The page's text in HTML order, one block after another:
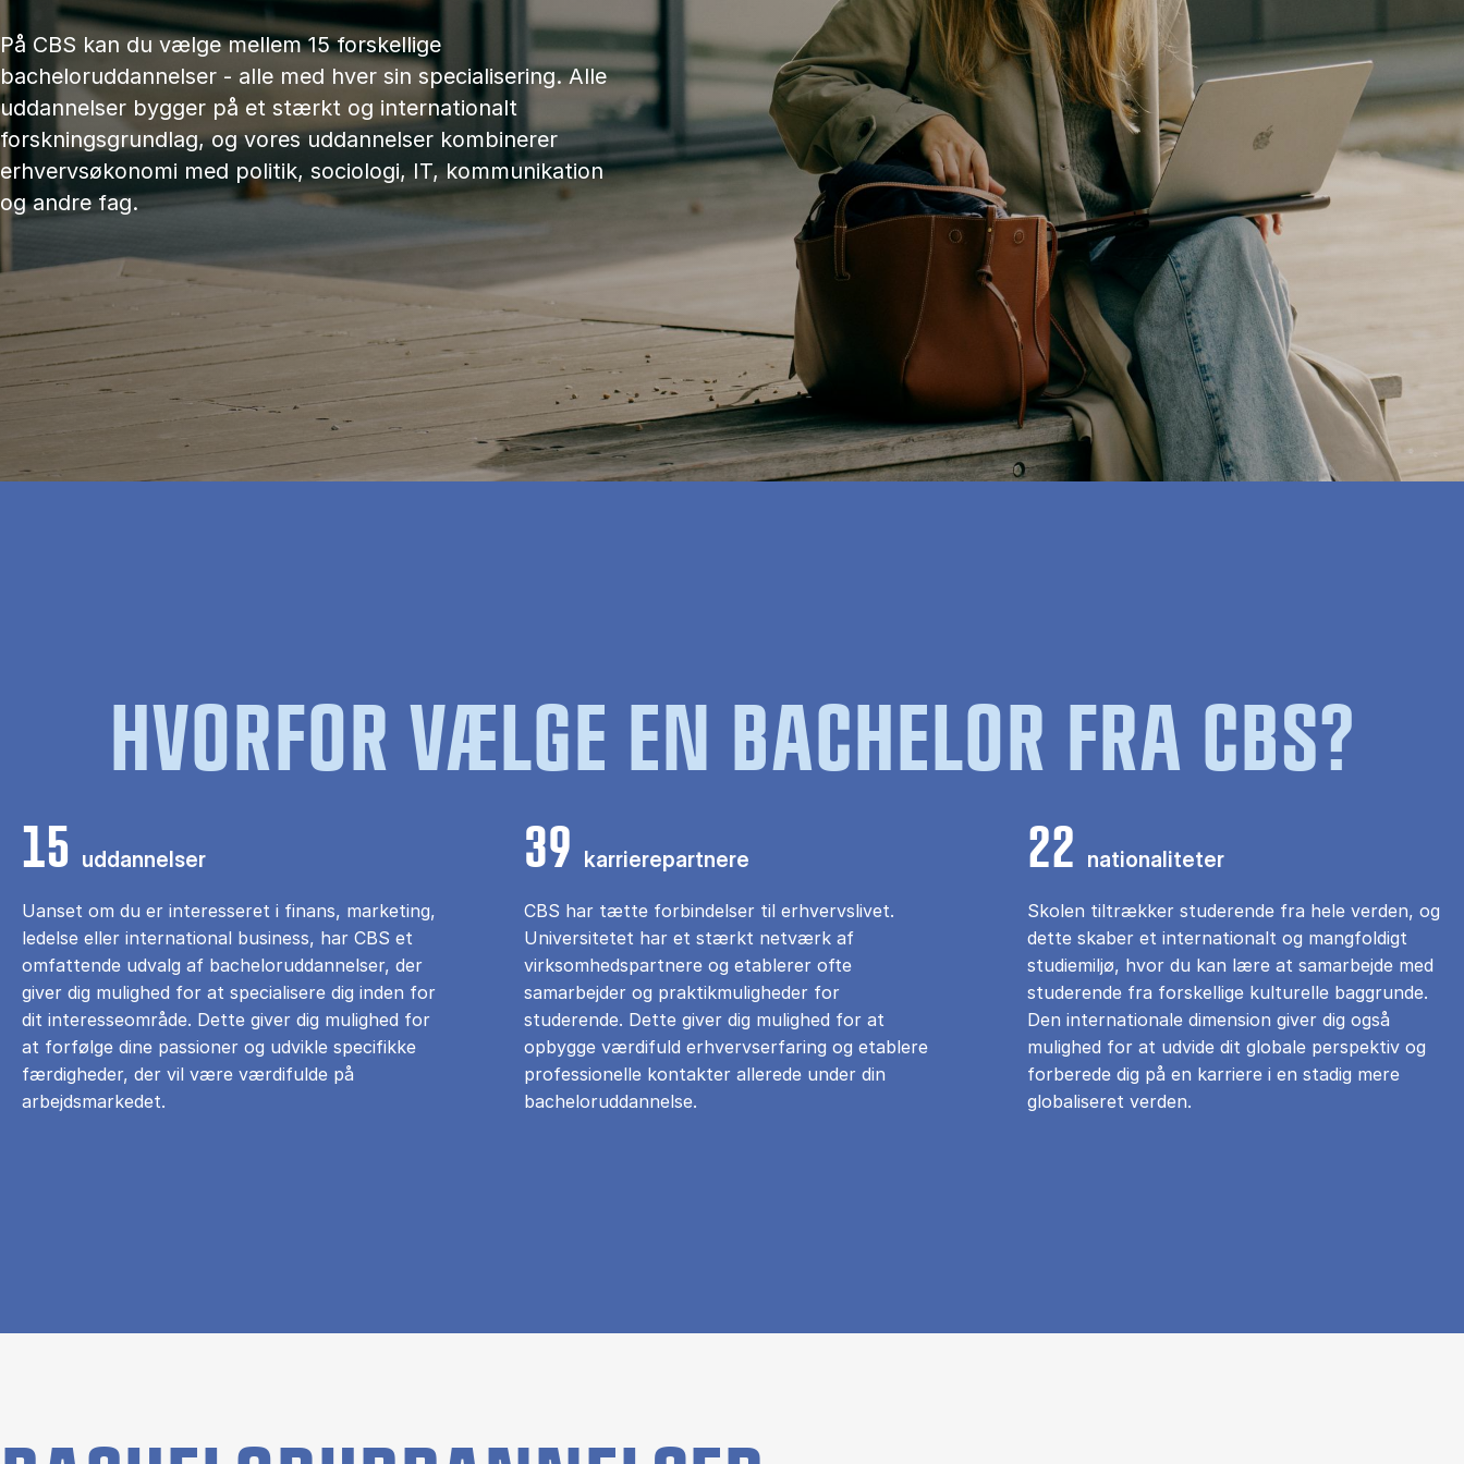
På CBS kan du vælge mellem 15 forskellige
bacheloruddannelser - alle med hver sin specialisering. Alle
uddannelser bygger på et stærkt og internationalt
forskningsgrundlag, og vores uddannelser kombinerer
erhvervsøkonomi med politik, sociologi, IT, kommunikation
og andre fag.
HVORFOR VÆLGE EN BACHELOR FRA CBS?
15 uddannelser
Uanset om du er interesseret i finans, marketing,
ledelse eller international business, har CBS et
omfattende udvalg af bacheloruddannelser, der
giver dig mulighed for at specialisere dig inden for
dit interesseområde. Dette giver dig mulighed for
at forfølge dine passioner og udvikle specifikke
færdigheder, der vil være værdifulde på
arbejdsmarkedet.
39 karrierepartnere
CBS har tætte forbindelser til erhvervslivet.
Universitetet har et stærkt netværk af
virksomhedspartnere og etablerer ofte
samarbejder og praktikmuligheder for
studerende. Dette giver dig mulighed for at
opbygge værdifuld erhvervserfaring og etablere
professionelle kontakter allerede under din
bacheloruddannelse.
22 nationaliteter
Skolen tiltrækker studerende fra hele verden, og
dette skaber et internationalt og mangfoldigt
studiemiljø, hvor du kan lære at samarbejde med
studerende fra forskellige kulturelle baggrunde.
Den internationale dimension giver dig også
mulighed for at udvide dit globale perspektiv og
forberede dig på en karriere i en stadig mere
globaliseret verden.